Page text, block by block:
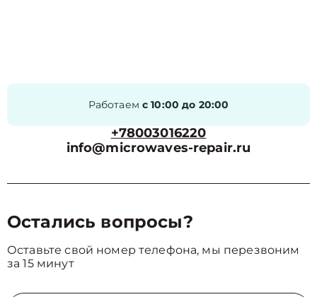
Работаем с 10:00 до 20:00
+78003016220
info@microwaves-repair.ru
Остались вопросы?
Оставьте свой номер телефона, мы перезвоним
за 15 минут